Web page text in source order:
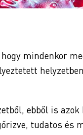
mindenkor
ebből is
tudatos és